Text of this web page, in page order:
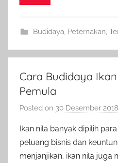
Budidaya Peternakan
Cara Budidaya
Pemula
Posted on 30 Desember 2018
Ikan nila banyak dipilih
peluang bisnis dan
menjanjikan, ikan nila juga